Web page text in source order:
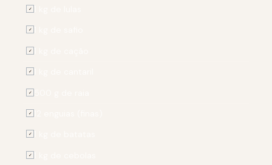
✓
✓
✓
✓
✓
✓
✓
✓